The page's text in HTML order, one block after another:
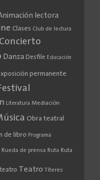
lectora
Clases Club de lectura
Concierto
Danza Desfile Educación
permanente
Literatura Mediación
Obra teatral
de libro Programa
Rueda de prensa Ruta Ruta
teatro Teatro Títeres